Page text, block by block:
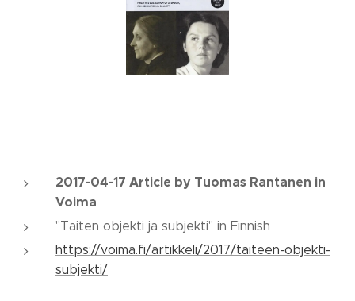
2017-04-17 Article by Tuomas Rantanen in
Voima
"Taiten objekti ja subjekti" in Finnish
https://voima.fi/artikkeli/2017/taiteen-objekti-
subjekti/